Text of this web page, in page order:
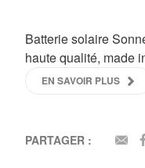
Batterie solaire
haute qualité, made
EN SAVOIR PLUS
PARTAGER :